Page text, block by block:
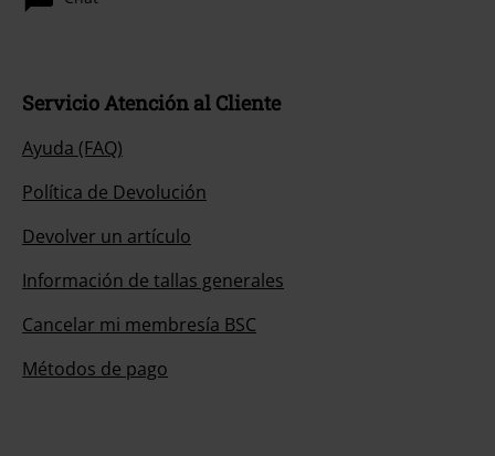
Servicio Atención al Cliente
Ayuda (FAQ)
Política de Devolución
Devolver un artículo
Información de tallas generales
Cancelar mi membresía BSC
Métodos de pago